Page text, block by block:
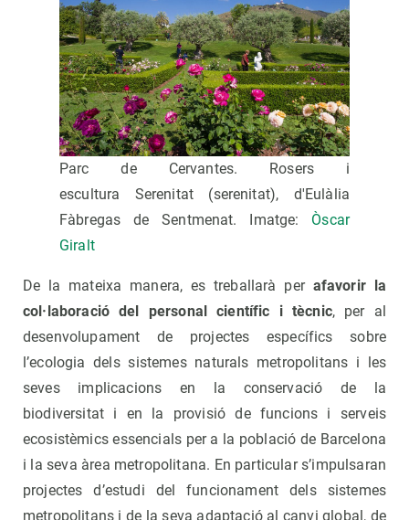
Parc de Cervantes. Rosers i
escultura Serenitat (serenitat), d'Eulàlia
Fàbregas de Sentmenat. Imatge: Òscar
Giralt
De la mateixa manera, es treballarà per afavorir la
col·laboració del personal científic i tècnic, per al
desenvolupament de projectes específics sobre
l’ecologia dels sistemes naturals metropolitans i les
seves implicacions en la conservació de la
biodiversitat i en la provisió de funcions i serveis
ecosistèmics essencials per a la població de Barcelona
i la seva àrea metropolitana. En particular s’impulsaran
projectes d’estudi del funcionament dels sistemes
metropolitans i de la seva adaptació al canvi global, de